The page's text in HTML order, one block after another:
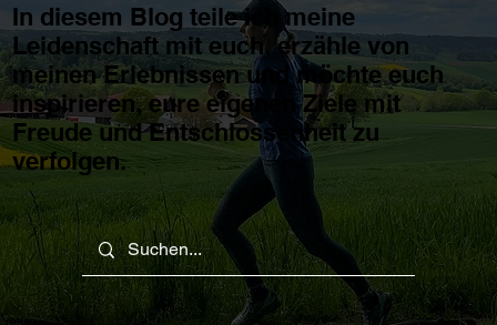
In diesem Blog teile ich meine
Leidenschaft mit euch, erzähle von
meinen Erlebnissen und möchte euch
inspirieren, eure eigenen Ziele mit
Freude und Entschlossenheit zu
verfolgen.